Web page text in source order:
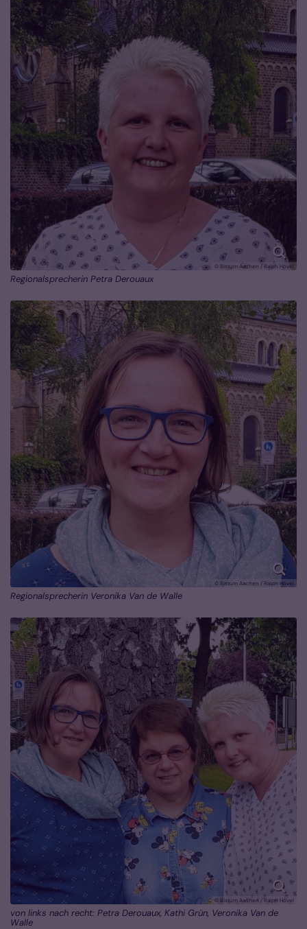
© Bistum Aachen / Ralph Hövel
Regionalsprecherin Petra Derouaux
© Bistum Aachen / Ralph Hövel
Regionalsprecherin Veronika Van de Walle
© Bistum Aachen / Ralph Hövel
von links nach recht: Petra Derouaux, Kathi Grün, Veronika Van de
Walle